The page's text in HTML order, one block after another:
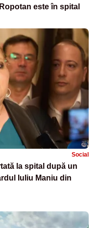
este în spital
Social
la spital după un
Iuliu Maniu din